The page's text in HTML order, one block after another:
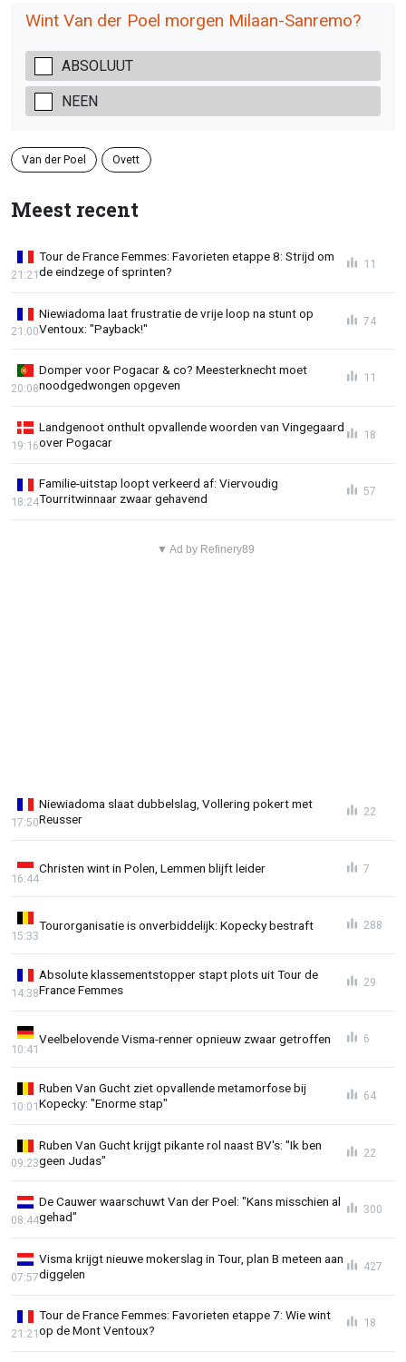
Wint Van der Poel morgen Milaan-Sanremo?
ABSOLUUT
NEEN
Van der Poel Ovett
Meest recent
Tour de France Femmes: Favorieten etappe 8: Strijd om
de eindzege of sprinten?
21:21
11
Niewiadoma laat frustratie de vrije loop na stunt op
Ventoux: "Payback!"
21:00
74
Domper voor Pogacar & co? Meesterknecht moet
noodgedwongen opgeven
20:08
11
Landgenoot onthult opvallende woorden van Vingegaard
over Pogacar
19:16
18
Familie-uitstap loopt verkeerd af: Viervoudig
Tourritwinnaar zwaar gehavend
18:24
57
▼ Ad by Refinery89
Niewiadoma slaat dubbelslag, Vollering pokert met
Reusser
17:50
22
Christen wint in Polen, Lemmen blijft leider
16:44
7
Tourorganisatie is onverbiddelijk: Kopecky bestraft
15:33
288
Absolute klassementstopper stapt plots uit Tour de
France Femmes
14:38
29
Veelbelovende Visma-renner opnieuw zwaar getroffen
10:41
6
Ruben Van Gucht ziet opvallende metamorfose bij
Kopecky: "Enorme stap"
10:01
64
Ruben Van Gucht krijgt pikante rol naast BV's: "Ik ben
geen Judas"
09:23
22
De Cauwer waarschuwt Van der Poel: "Kans misschien al
gehad"
08:44
300
Visma krijgt nieuwe mokerslag in Tour, plan B meteen aan
diggelen
07:57
427
Tour de France Femmes: Favorieten etappe 7: Wie wint
op de Mont Ventoux?
21:21
18